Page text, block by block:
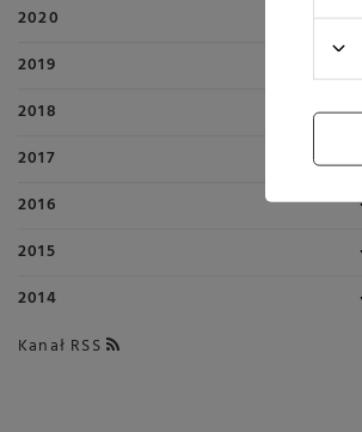
2020
2019
2018
2017
2016
2015
2014
Kanał RSS